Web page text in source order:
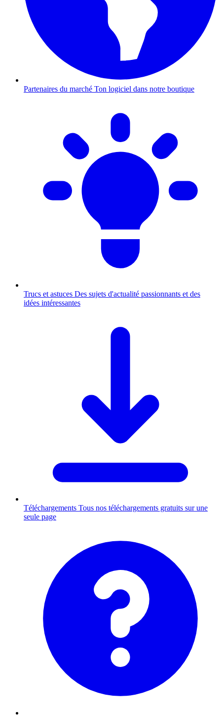
Partenaires du marché Ton logiciel dans notre boutique
Trucs et astuces Des sujets d'actualité passionnants et des
idées intéressantes
Téléchargements Tous nos téléchargements gratuits sur une
seule page